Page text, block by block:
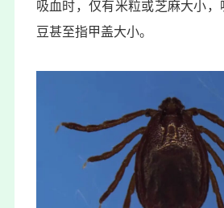
吸血时，仅有米粒或芝麻大小
豆甚至指甲盖大小。